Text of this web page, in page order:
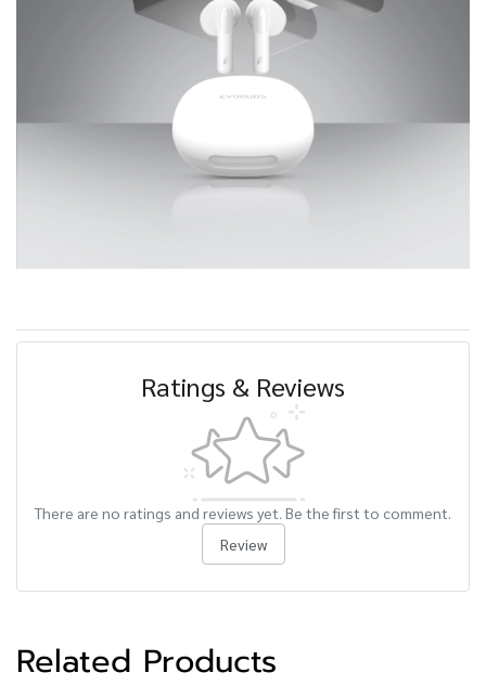
Ratings & Reviews
There are no ratings and reviews yet. Be the first to comment.
Review
Related Products